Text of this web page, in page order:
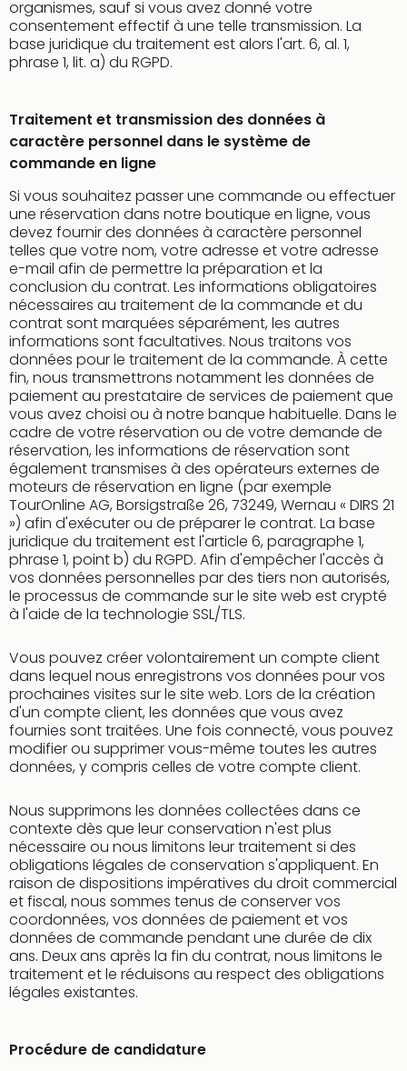
organismes, sauf si vous avez donné votre
consentement effectif à une telle transmission. La
base juridique du traitement est alors l'art. 6, al. 1,
phrase 1, lit. a) du RGPD.
Traitement et transmission des données à
caractère personnel dans le système de
commande en ligne
Si vous souhaitez passer une commande ou effectuer
une réservation dans notre boutique en ligne, vous
devez fournir des données à caractère personnel
telles que votre nom, votre adresse et votre adresse
e-mail afin de permettre la préparation et la
conclusion du contrat. Les informations obligatoires
nécessaires au traitement de la commande et du
contrat sont marquées séparément, les autres
informations sont facultatives. Nous traitons vos
données pour le traitement de la commande. À cette
fin, nous transmettrons notamment les données de
paiement au prestataire de services de paiement que
vous avez choisi ou à notre banque habituelle. Dans le
cadre de votre réservation ou de votre demande de
réservation, les informations de réservation sont
également transmises à des opérateurs externes de
moteurs de réservation en ligne (par exemple
TourOnline AG, Borsigstraße 26, 73249, Wernau « DIRS 21
») afin d'exécuter ou de préparer le contrat. La base
juridique du traitement est l'article 6, paragraphe 1,
phrase 1, point b) du RGPD. Afin d'empêcher l'accès à
vos données personnelles par des tiers non autorisés,
le processus de commande sur le site web est crypté
à l'aide de la technologie SSL/TLS.
Vous pouvez créer volontairement un compte client
dans lequel nous enregistrons vos données pour vos
prochaines visites sur le site web. Lors de la création
d'un compte client, les données que vous avez
fournies sont traitées. Une fois connecté, vous pouvez
modifier ou supprimer vous-même toutes les autres
données, y compris celles de votre compte client.
Nous supprimons les données collectées dans ce
contexte dès que leur conservation n'est plus
nécessaire ou nous limitons leur traitement si des
obligations légales de conservation s'appliquent. En
raison de dispositions impératives du droit commercial
et fiscal, nous sommes tenus de conserver vos
coordonnées, vos données de paiement et vos
données de commande pendant une durée de dix
ans. Deux ans après la fin du contrat, nous limitons le
traitement et le réduisons au respect des obligations
légales existantes.
Procédure de candidature